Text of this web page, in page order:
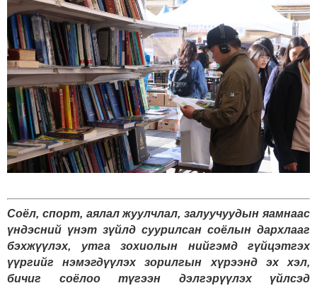
Соёл, спорт, аялал жуулчлал, залуучуудын яамнаас
үндэсний үнэт зүйлд суурилсан соёлын дархлааг
бэхжүүлэх, утга зохиолын нийгэмд гүйцэтгэх
үүргийг нэмэгдүүлэх зорилгын хүрээнд эх хэл,
бичиг соёлоо түгээн дэлгэрүүлэх үйлсэд